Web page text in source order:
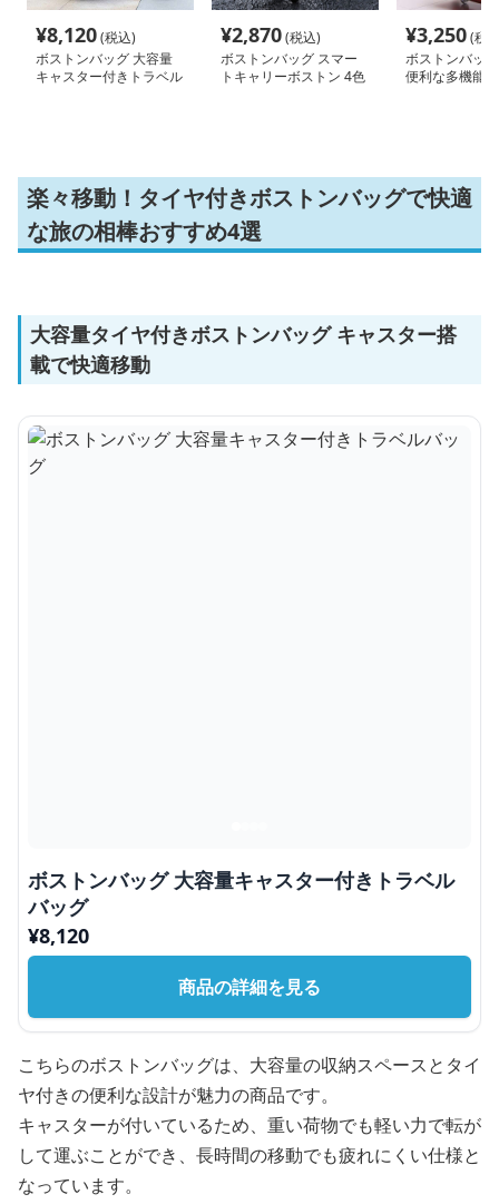
¥8,120(税込)
ボストンバッグ 大容量
キャスター付きトラベル
¥2,870(税込)
ボストンバッグ スマー
トキャリーボストン 4色
¥3,250(税
ボストンバッ
便利な多機能
楽々移動！タイヤ付きボストンバッグで快適
な旅の相棒おすすめ4選
大容量タイヤ付きボストンバッグ キャスター搭
載で快適移動
ボストンバッグ 大容量キャスター付きトラベル
バッグ
¥8,120
商品の詳細を見る
こちらのボストンバッグは、大容量の収納スペースとタイ
ヤ付きの便利な設計が魅力の商品です。
キャスターが付いているため、重い荷物でも軽い力で転が
して運ぶことができ、長時間の移動でも疲れにくい仕様と
なっています。